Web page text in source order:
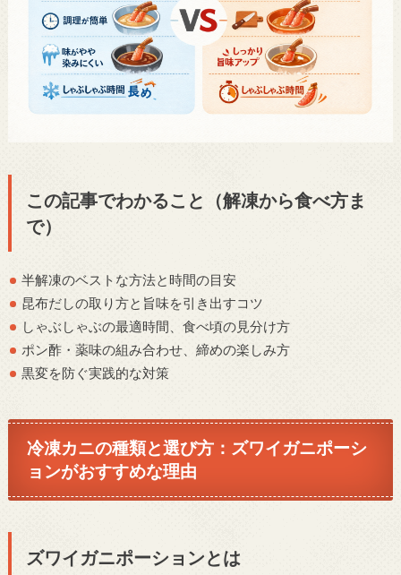
この記事でわかること（解凍から食べ方ま
で）
半解凍のベストな方法と時間の目安
昆布だしの取り方と旨味を引き出すコツ
しゃぶしゃぶの最適時間、食べ頃の見分け方
ポン酢・薬味の組み合わせ、締めの楽しみ方
黒変を防ぐ実践的な対策
冷凍カニの種類と選び方：ズワイガニポーシ
ョンがおすすめな理由
ズワイガニポーションとは